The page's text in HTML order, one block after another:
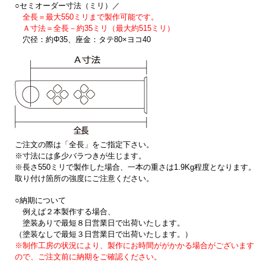
○セミオーダー寸法（ミリ）／
全長＝ 最大550ミリ まで製作可能です。
Ａ寸法＝全長－約35ミリ（最大約515ミリ）
穴径：約Φ35、座金：タテ80×ヨコ40
ご注文の際は「全長」をご指定下さい。
※寸法には多少バラつきが生じます。
※長さ550ミリで製作した場合、一本の重さは1.9Kg程度となります。
取り付け箇所の強度にご注意ください。
○納期について
例えば２本製作する場合、
塗装ありで最短８日営業日で出荷いたします。
（塗装なしで最短３日営業日で出荷いたします。）
※制作工房の状況により、製作にお時間ががかかる場合がございます
ので、ご注文前に納期をご確認ください。